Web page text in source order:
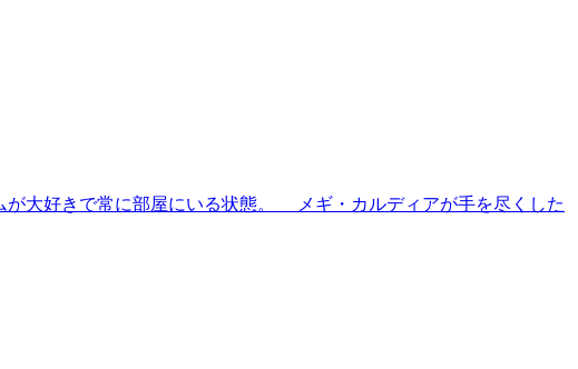
大好きで常に部屋にいる状態。 メギ・カルディアが手を尽くした